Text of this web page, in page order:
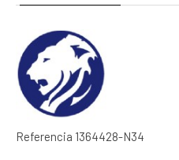
Referencia 1364428-N34